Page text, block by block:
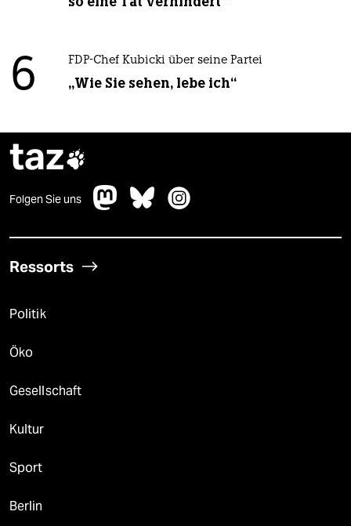
6 FDP-Chef Kubicki über seine Partei
„Wie Sie sehen, lebe ich“
taz
Folgen Sie uns
Ressorts
Politik
Öko
Gesellschaft
Kultur
Sport
Berlin